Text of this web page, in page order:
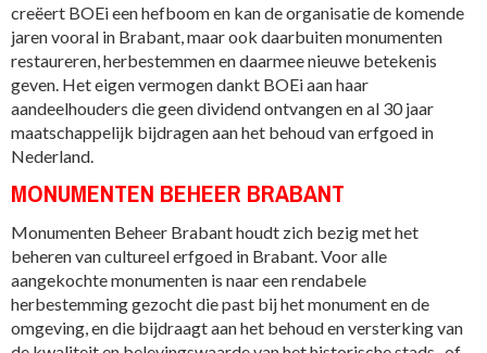
creëert BOEi een hefboom en kan de organisatie de komende
jaren vooral in Brabant, maar ook daarbuiten monumenten
restaureren, herbestemmen en daarmee nieuwe betekenis
geven. Het eigen vermogen dankt BOEi aan haar
aandeelhouders die geen dividend ontvangen en al 30 jaar
maatschappelijk bijdragen aan het behoud van erfgoed in
Nederland.
MONUMENTEN BEHEER BRABANT
Monumenten Beheer Brabant houdt zich bezig met het
beheren van cultureel erfgoed in Brabant. Voor alle
aangekochte monumenten is naar een rendabele
herbestemming gezocht die past bij het monument en de
omgeving, en die bijdraagt aan het behoud en versterking van